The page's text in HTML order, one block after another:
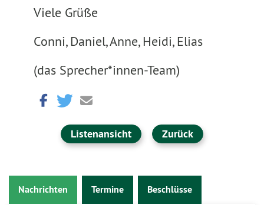
Viele Grüße
Conni, Daniel, Anne, Heidi, Elias
(das Sprecher*innen-Team)
Listenansicht Zurück
Nachrichten Termine Beschlüsse